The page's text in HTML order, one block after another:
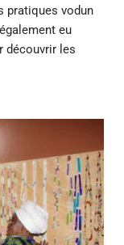
pratiques vodun
eu
découvrir les